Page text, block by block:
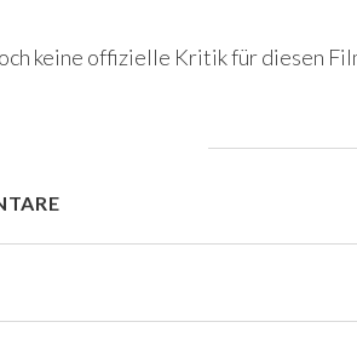
keine offizielle Kritik für diesen